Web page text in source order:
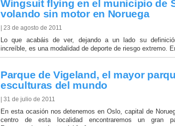
Wingsuit flying en el municipio de
volando sin motor en Noruega
| 23 de agosto de 2011
Lo que acabáis de ver, dejando a un lado su
increíble, es una modalidad de deporte de riesgo extremo.
Parque de Vigeland, el mayor
esculturas del mundo
| 31 de julio de 2011
En esta ocasión nos detenemos en Oslo, capital de
centro de esta localidad encontraremos un gran